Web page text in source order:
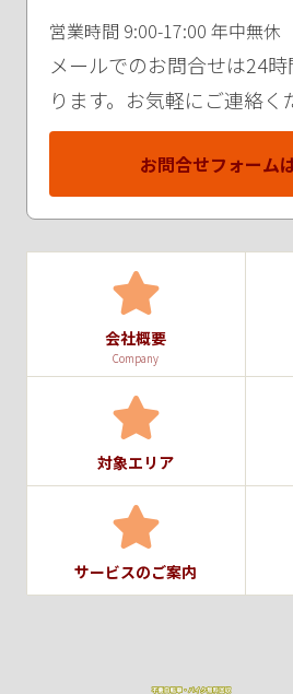
営業時間 9:00-17:00 年中無休
メールでのお問合せは24
ります。お気軽にご連絡く
お問合せフォーム
会社概要
Company
対象エリア
サービスのご案内